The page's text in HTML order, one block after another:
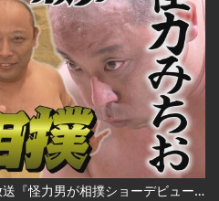
オズブラウン #89 1月25日放送『怪力男が相撲ショーデビュー⁉ みちおの怪力、お貸しします』